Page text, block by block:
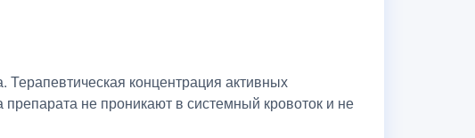
Терапевтическая концентрация активных
не проникают в системный кровоток и не